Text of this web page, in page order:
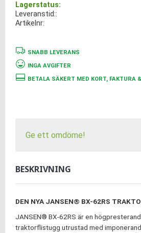
Lagerstatus
Artikelnr
Leveranstid:
SNABB LEVERANS
INGA AVGIFTER
BETALA SÄKERT MED KORT, FAKTURA
Ge ett omdöme!
BESKRIVNING
DEN NYA JANSEN® BX-62RS
JANSEN® BX-62RS är en
traktorflistugg utrustad med